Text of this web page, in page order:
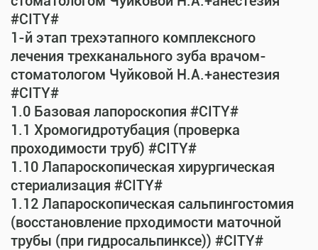
#CITY#
1-й этап трехэтапного комплексного
лечения трехканального зуба врачом-
стоматологом Чуйковой Н.А.+анестезия
#CITY#
1.0 Базовая лапороскопия #CITY#
1.1 Хромогидротубация (проверка
проходимости труб) #CITY#
1.10 Лапароскопическая хирургическая
стериализация #CITY#
1.12 Лапароскопическая сальпингостомия
(восстановление прходимости маточной
трубы (при гидросальпинксе)) #CITY#